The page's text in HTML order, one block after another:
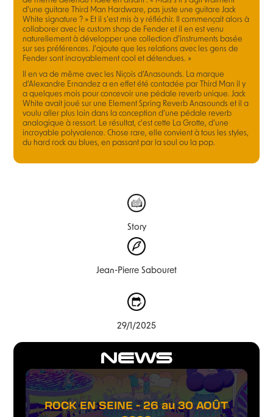
NEWS
ROCK EN SEINE - 26 au 30 AOÛT
d’une guitare Third Man Hardware, pas juste une guitare Jack
White signature ? » Et il s’est mis à y réfléchir. Il commençait alors à
collaborer avec le custom shop de Fender et il en est venu
naturellement à développer une collection d’instruments basée
sur ses préférences. J’ajoute que les relations avec les gens de
Fender sont incroyablement cool et détendues. »
Il en va de même avec les Niçois d’Anasounds. La marque
d’Alexandre Ernandez a en effet été contactée par Third Man il y
a quelques mois pour concevoir une pédale reverb unique. Jack
White avait joué sur une Element Spring Reverb Anasounds et il a
voulu aller plus loin dans la conception d’une pédale reverb
analogique à ressort. Le résultat, c’est cette La Grotte, d’une
incroyable polyvalence. Chose rare, elle convient à tous les styles,
du hard rock au blues, en passant par la soul ou la pop.
Story
Jean-Pierre Sabouret
29/1/2025